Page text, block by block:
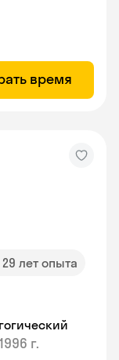
время
29 лет опыта
1996 г.